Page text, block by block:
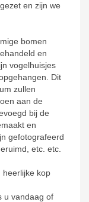
en zijn we
bomen
en
vogelhuisjes
Dit
zullen
aan de
bij de
en
gefotografeerd
etc. etc.
heerlijke kop
u vandaag of